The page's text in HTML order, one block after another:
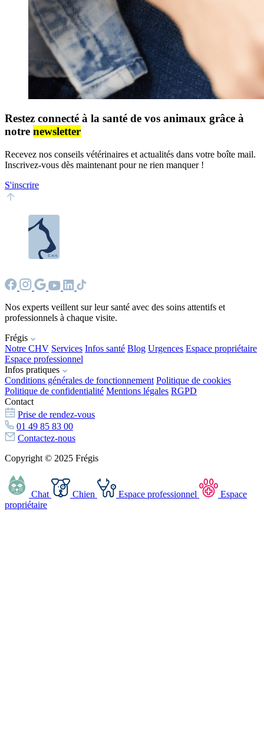
Restez connecté à la santé de vos animaux grâce à
notre newsletter
Recevez nos conseils vétérinaires et actualités dans votre boîte mail.
Inscrivez-vous dès maintenant pour ne rien manquer !
S'inscrire
Nos experts veillent sur leur santé avec des soins attentifs et
professionnels à chaque visite.
Frégis
Notre CHV Services Infos santé Blog Urgences Espace propriétaire
Espace professionnel
Infos pratiques
Conditions générales de fonctionnement Politique de cookies
Politique de confidentialité Mentions légales RGPD
Contact
Prise de rendez-vous
01 49 85 83 00
Contactez-nous
Copyright © 2025 Frégis
Chat Chien Espace professionnel
Espace
propriétaire